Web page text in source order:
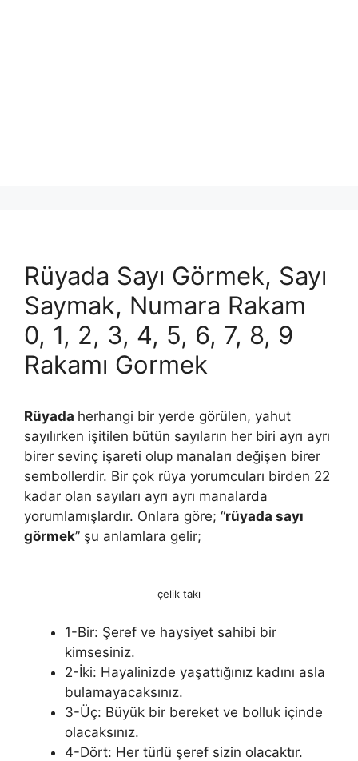
Rüyada Sayı Görmek, Sayı
Saymak, Numara Rakam
0, 1, 2, 3, 4, 5, 6, 7, 8, 9
Rakamı Gormek
Rüyada herhangi bir yerde görülen, yahut
sayılırken işitilen bütün sayıların her biri ayrı ayrı
birer sevinç işareti olup manaları değişen birer
sembollerdir. Bir çok rüya yorumcuları birden 22
kadar olan sayıları ayrı ayrı manalarda
yorumlamışlardır. Onlara göre; “rüyada sayı
görmek” şu anlamlara gelir;
çelik takı
1-Bir: Şeref ve haysiyet sahibi bir
kimsesiniz.
2-İki: Hayalinizde yaşattığınız kadını asla
bulamayacaksınız.
3-Üç: Büyük bir bereket ve bolluk içinde
olacaksınız.
4-Dört: Her türlü şeref sizin olacaktır.